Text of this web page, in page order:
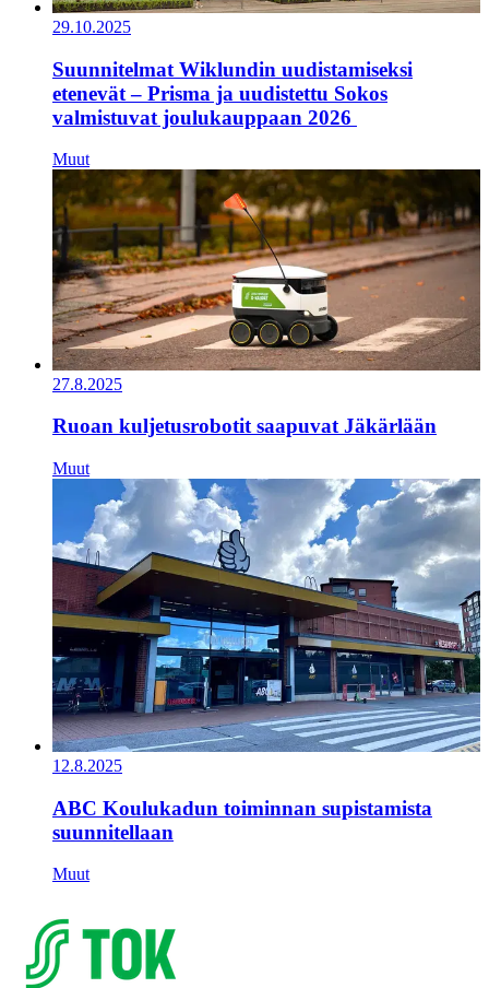
29.10.2025
Suunnitelmat Wiklundin uudistamiseksi
etenevät – Prisma ja uudistettu Sokos
valmistuvat joulukauppaan 2026
Muut
27.8.2025
Ruoan kuljetusrobotit saapuvat Jäkärlään
Muut
12.8.2025
ABC Koulukadun toiminnan supistamista
suunnitellaan
Muut